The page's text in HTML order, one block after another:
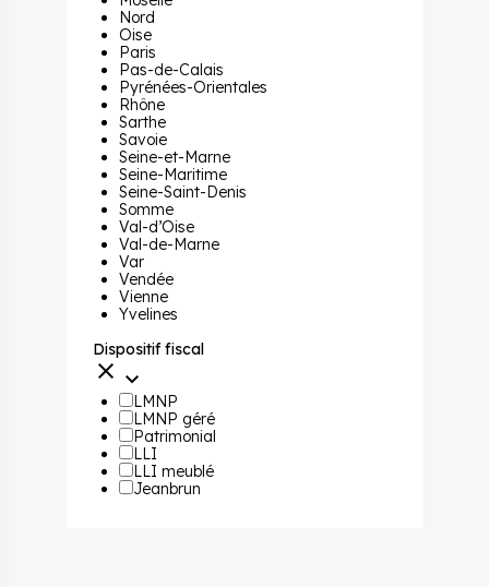
Nord
Oise
Paris
Pas-de-Calais
Pyrénées-Orientales
Rhône
Sarthe
Savoie
Seine-et-Marne
Seine-Maritime
Seine-Saint-Denis
Somme
Val-d’Oise
Val-de-Marne
Var
Vendée
Vienne
Yvelines
Dispositif fiscal
LMNP
LMNP géré
Patrimonial
LLI
LLI meublé
Jeanbrun